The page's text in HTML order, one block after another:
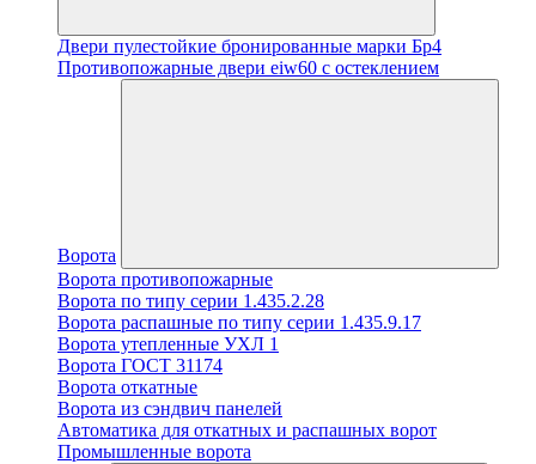
Двери пулестойкие бронированные марки Бр4
Противопожарные двери eiw60 с остеклением
Ворота
Ворота противопожарные
Ворота по типу серии 1.435.2.28
Ворота распашные по типу серии 1.435.9.17
Ворота утепленные УХЛ 1
Ворота ГОСТ 31174
Ворота откатные
Ворота из сэндвич панелей
Автоматика для откатных и распашных ворот
Промышленные ворота